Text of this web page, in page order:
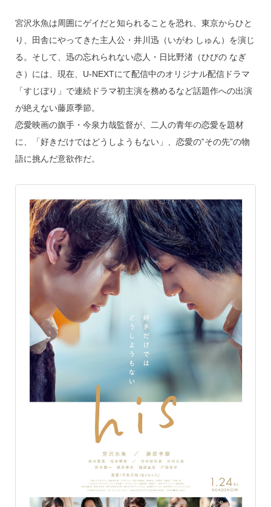
宮沢氷魚は周囲にゲイだと知られることを恐れ、東京からひと
り、田舎にやってきた主人公・井川迅（いがわ しゅん）を演じ
る。そして、迅の忘れられない恋人・日比野渚（ひびの なぎ
さ）には、現在、U-NEXTにて配信中のオリジナル配信ドラマ
「すじぼり」で連続ドラマ初主演を務めるなど話題作への出演
が絶えない藤原季節。
恋愛映画の旗手・今泉力哉監督が、二人の青年の恋愛を題材
に、「好きだけではどうしようもない」、恋愛の‟その先”の物
語に挑んだ意欲作だ。